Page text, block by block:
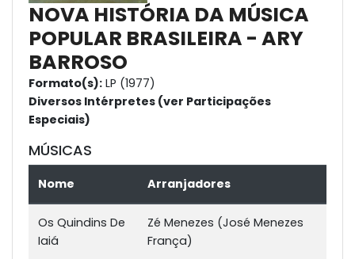
NOVA HISTÓRIA DA MÚSICA
POPULAR BRASILEIRA - ARY
BARROSO
Formato(s): LP (1977)
Diversos Intérpretes (ver Participações
Especiais)
MÚSICAS
Nome Arranjadores
Os Quindins De
Iaiá
Zé Menezes (José Menezes
França)